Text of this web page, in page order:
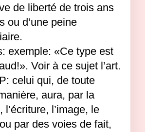
de liberté de trois ans
ou d’une peine
exemple: «Ce type est
Voir à ce sujet l’art.
celui qui, de toute
aura, par la
l’écriture, l’image, le
par des voies de fait,